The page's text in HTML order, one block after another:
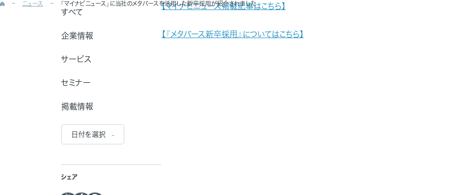
ニュース 「マイナビニュース」に当社のメタバースを活用した新卒採用が紹介されました
【マイナビニュース掲載記事はこちら】
【『メタバース新卒採用』についてはこちら】
すべて
企業情報
サービス
セミナー
掲載情報
シェア